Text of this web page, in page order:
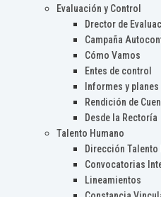
Evaluación y Control
Drector de
Campaña
Cómo Vamos
Entes de control
Informes y planes
Rendición de
Desde la Rectoría
Talento Humano
Dirección Talento
Convocatorias
Lineamientos